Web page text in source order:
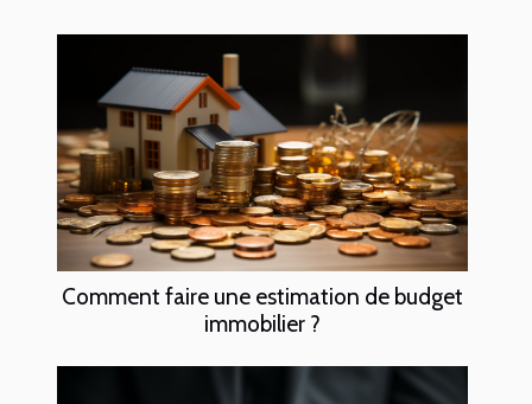
Comment faire une estimation de budget
immobilier ?